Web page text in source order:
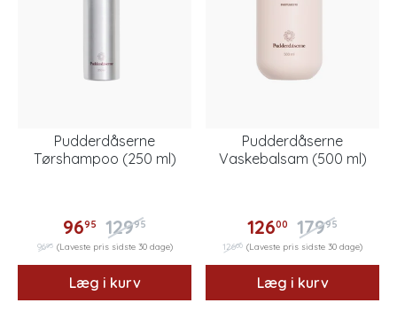
Pudderdåserne
Tørshampoo (250 ml)
9695 12995
9695 (Laveste pris sidste 30 dage)
Læg i kurv
Pudderdåserne
Vaskebalsam (500 ml)
12600 17995
12600 (Laveste pris sidste 30 dage)
Læg i kurv